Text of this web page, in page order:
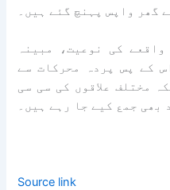
گھر واپس پہنچ گئے ہیں۔
کی نوعیت، مبینہ
کے پس پردہ محرکات سے
مختلف علاقوں کی سی سی
بھی جمع کیے جا رہے ہیں۔
Source link